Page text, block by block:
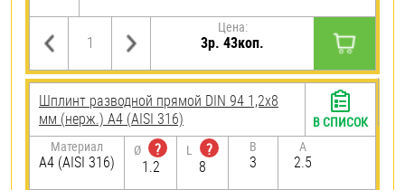
Цена:
3р. 43коп.
Шплинт разводной прямой DIN 94 1,2х8
мм (нерж.) A4 (AISI 316)
Материал
A4 (AISI 316)
Ø
?
1.2
L
?
8
B
3
A
2.5
В СПИСОК